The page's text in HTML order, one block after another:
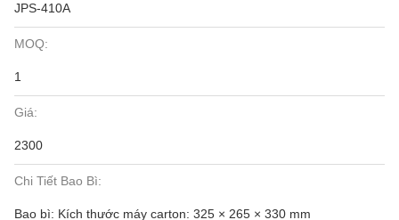
JPS-410A
MOQ:
1
Giá:
2300
Chi Tiết Bao Bì:
Bao bì: Kích thước máy carton: 325 × 265 × 330 mm